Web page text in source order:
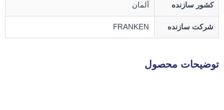
کشور سازنده آلمان
شرکت سازنده FRANKEN
توضیحات محصول